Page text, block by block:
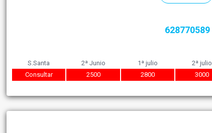
628770589
S.Santa
Consultar
2ª Junio
2500
1ª julio
2800
2ª julio
3000